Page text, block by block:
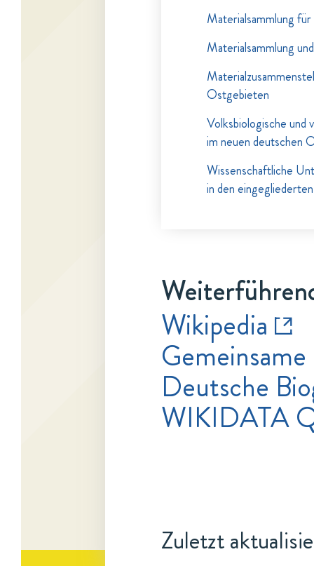
Materialsammlung
Materialsammlung
Ostgebieten
Volksbiologische und
im neuen deutschen
Wissenschaftliche
in den
Wikipedia
Deutsche
WIKIDATA
Zuletzt